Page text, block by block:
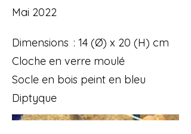
Mai 2022
Dimensions : 14 (Ø) x 20 (H) cm
Cloche en verre moulé
Socle en bois peint en bleu
Diptyque